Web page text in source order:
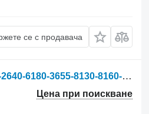
се с продавача
Двигател за колесен трактор Massey Ferguson 390-399-4260-2640-6180-3655-8130-8160-8210
Цена при поискване